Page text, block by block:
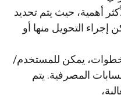
أهمية، حيث يتم تحديد
إجراء التحويل منها أو
يمكن للمستخدم/
المصرفية. يتم